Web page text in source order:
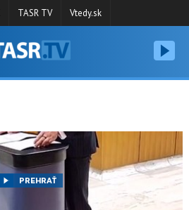
TASR TV Vtedy.sk
PREHRAŤ